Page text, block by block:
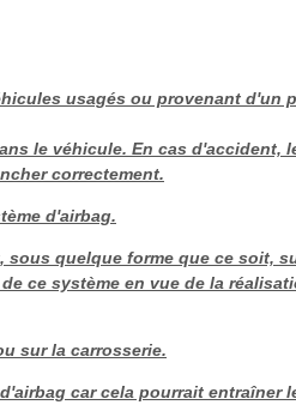
usagés ou provenant d'un
le véhicule. En cas d'accident,
correctement.
d'airbag.
sous quelque forme que ce soit,
ce système en vue de la
sur la carrosserie.
car cela pourrait entraîner